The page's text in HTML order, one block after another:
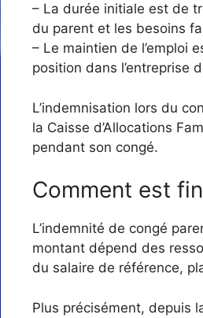
– La durée initiale est de
du parent et les besoins
– Le maintien de l’emploi
position dans l’entreprise
L’indemnisation lors du
la Caisse d’Allocations
pendant son congé.
Comment est
L’indemnité de congé
montant dépend des
du salaire de référence,
Plus précisément, depuis